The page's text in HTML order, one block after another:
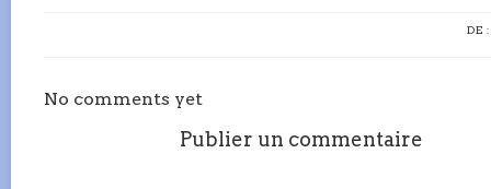
DE
No comments yet
Publier un commentaire